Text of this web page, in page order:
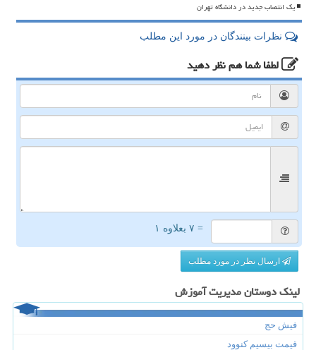
یک انتصاب جدید در دانشگاه تهران
نظرات بینندگان در مورد این مطلب
لطفا شما همنظر دهید
= ۷ بعلاوه ۱
ارسال نظر در مورد مطلب
لینک دوستان مدیریت آموزش
فیش حج
قیمت بیسیم کنوود